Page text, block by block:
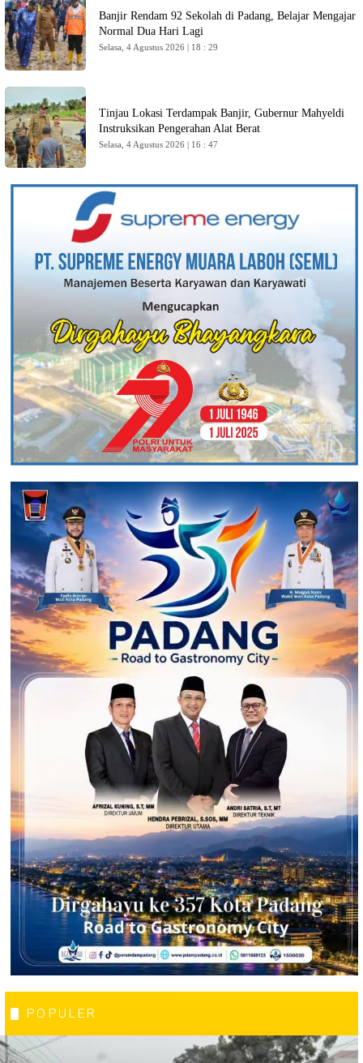
Banjir Rendam 92 Sekolah di Padang, Belajar Mengajar
Normal Dua Hari Lagi
Selasa, 4 Agustus 2026 | 18 : 29
Tinjau Lokasi Terdampak Banjir, Gubernur Mahyeldi
Instruksikan Pengerahan Alat Berat
Selasa, 4 Agustus 2026 | 16 : 47
POPULER